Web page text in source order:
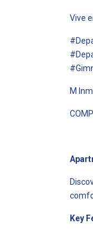
Vive
M
COMP
Key